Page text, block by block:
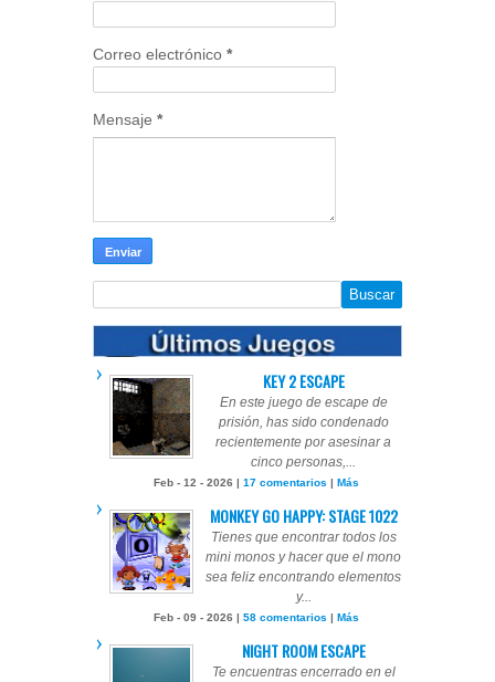
Correo electrónico *
Mensaje *
KEY 2 ESCAPE
En este juego de escape de
prisión, has sido condenado
recientemente por asesinar a
cinco personas,...
Feb - 12 - 2026 | 17 comentarios | Más
MONKEY GO HAPPY: STAGE 1022
Tienes que encontrar todos los
mini monos y hacer que el mono
sea feliz encontrando elementos
y...
Feb - 09 - 2026 | 58 comentarios | Más
NIGHT ROOM ESCAPE
Te encuentras encerrado en el